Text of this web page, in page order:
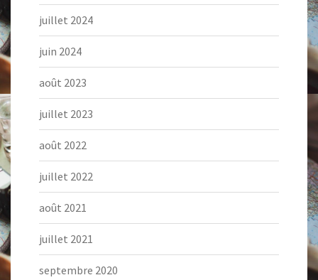
juillet 2024
juin 2024
août 2023
juillet 2023
août 2022
juillet 2022
août 2021
juillet 2021
septembre 2020